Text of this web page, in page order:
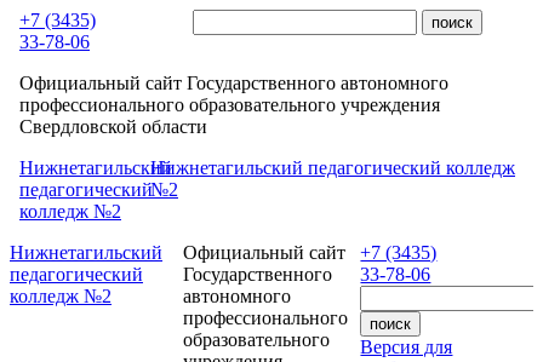
Перейти к основному содержанию
+7 (3435)
33-78-06
Официальный сайт Государственного автономного
профессионального образовательного учреждения
Свердловской области
Нижнетагильский
педагогический
колледж №2
Нижнетагильский педагогический колледж
№2
Нижнетагильский
педагогический
колледж №2
+7 (3435)
33-78-06
Версия для
Официальный сайт
Государственного
автономного
профессионального
образовательного